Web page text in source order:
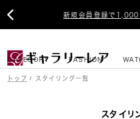
新規会員登録で1,000

CATEGORY FASHION
トップ スタイリング一覧
スタイリ